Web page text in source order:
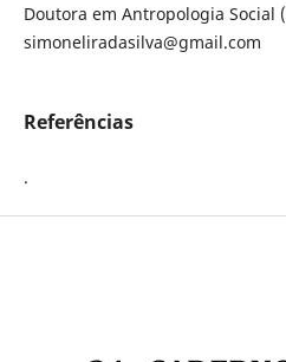
Doutora em Antropologia Social
simoneliradasilva@gmail.com
Referências
.